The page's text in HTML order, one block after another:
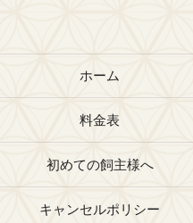
ホーム
料金表
初めての飼主様へ
キャンセルポリシー